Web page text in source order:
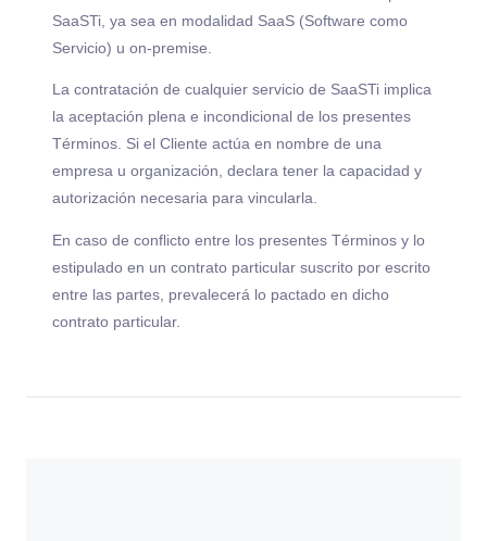
SaaSTi, ya sea en modalidad SaaS (Software como
Servicio) u on-premise.
La contratación de cualquier servicio de SaaSTi implica
la aceptación plena e incondicional de los presentes
Términos. Si el Cliente actúa en nombre de una
empresa u organización, declara tener la capacidad y
autorización necesaria para vincularla.
En caso de conflicto entre los presentes Términos y lo
estipulado en un contrato particular suscrito por escrito
entre las partes, prevalecerá lo pactado en dicho
contrato particular.